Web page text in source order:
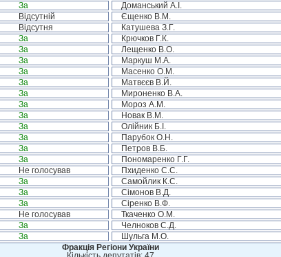
За Доманський А.І.
Відсутній Єщенко В.М.
Відсутня Катушева З.Г.
За Крючков Г.К.
За Лещенко В.О.
За Маркуш М.А.
За Масенко О.М.
За Матвєєв В.Й.
За Мироненко В.А.
За Мороз А.М.
За Новак В.М.
За Олійник Б.І.
За Парубок О.Н.
За Петров В.Б.
За Пономаренко Г.Г.
Не голосував Пхиденко С.С.
За Самойлик К.С.
За Сімонов В.Д.
За Сіренко В.Ф.
Не голосував Ткаченко О.М.
За Челноков С.Д.
За Шульга М.О.
Фракція Регіони України